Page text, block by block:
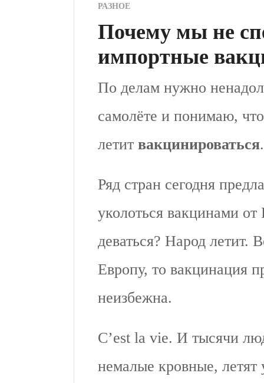
РАЗНОЕ
Почему мы не
импортные
По делам нужно
самолёте и понимаю,
летит вакцинироваться
Ряд стран сегодня
уколоться вакцинами
деваться? Народ летит.
Европу, то вакцинация
неизбежна.
C’est la vie. И тысячи
немалые кровные, летят